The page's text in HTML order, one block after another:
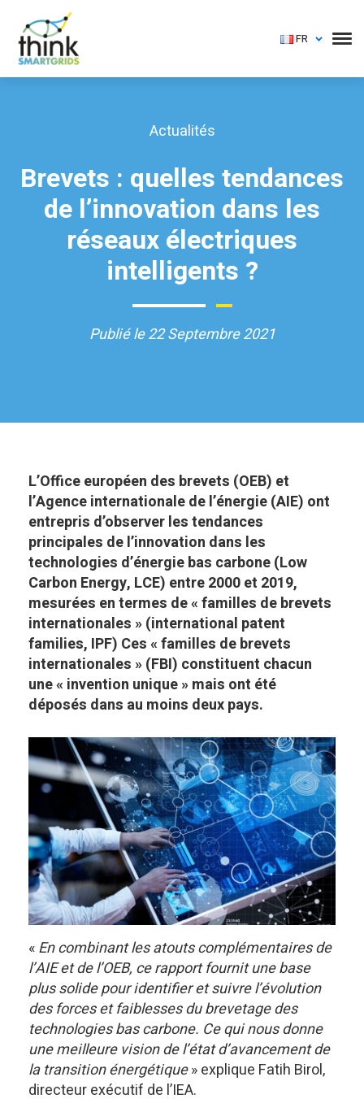
FR
Actualités
Brevets : quelles tendances
de l’innovation dans les
réseaux électriques
intelligents ?
Publié le 22 Septembre 2021
L’Office européen des brevets (OEB) et
l’Agence internationale de l’énergie (AIE) ont
entrepris d’observer les tendances
principales de l’innovation dans les
technologies d’énergie bas carbone (Low
Carbon Energy, LCE) entre 2000 et 2019,
mesurées en termes de « familles de brevets
internationales » (international patent
families, IPF) Ces « familles de brevets
internationales » (FBI) constituent chacun
une « invention unique » mais ont été
déposés dans au moins deux pays.
«En combinant les atouts complémentaires de
l’AIE et de l’OEB, ce rapport fournit une base
plus solide pour identifier et suivre l’évolution
des forces et faiblesses du brevetage des
technologies bas carbone. Ce qui nous donne
une meilleure vision de l’état d’avancement de
la transition énergétique» explique Fatih Birol,
directeur exécutif de l’IEA.